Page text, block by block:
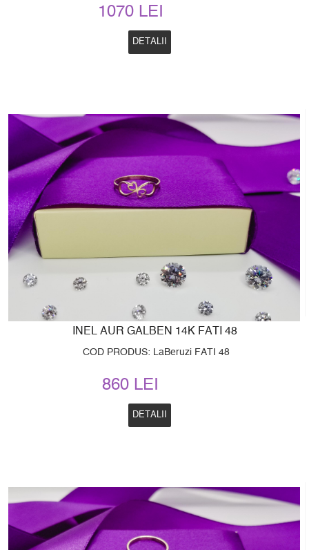
1070 LEI
DETALII
INEL AUR GALBEN 14K FATI 48
COD PRODUS: LaBeruzi FATI 48
860 LEI
DETALII